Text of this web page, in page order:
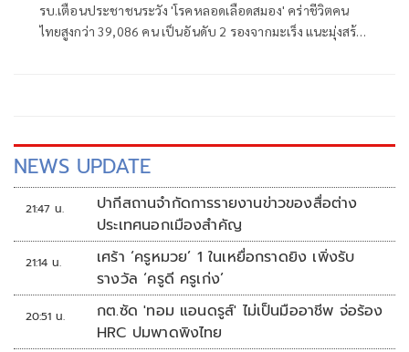
รบ.เตือนประชาชนระวัง 'โรคหลอดเลือดสมอง' คร่าชีวิตคน
ไทยสูงกว่า 39,086 คน เป็นอันดับ 2 รองจากมะเร็ง แนะมุ่งสร้าง
NEWS UPDATE
21:47 น.
ปากีสถานจำกัดการรายงานข่าวของสื่อต่าง
ประเทศนอกเมืองสำคัญ
21:14 น.
เศร้า ‘ครูหมวย’ 1 ในเหยื่อกราดยิง เพิ่งรับ
รางวัล ‘ครูดี ครูเก่ง’
20:51 น.
กต.ซัด 'ทอม แอนดรูส์' ไม่เป็นมืออาชีพ จ่อร้อง
HRC ปมพาดพิงไทย